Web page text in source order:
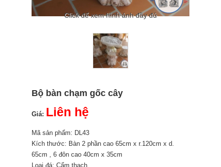
Click để xem hình ảnh đầy đủ
Bộ bàn chạm gốc cây
Giá: Liên hệ
Mã sản phẩm: DL43
Kích thước: Bàn 2 phần cao 65cm x r.120cm x d.
65cm , 6 đôn cao 40cm x 35cm
Loại đá: Cẩm thạch